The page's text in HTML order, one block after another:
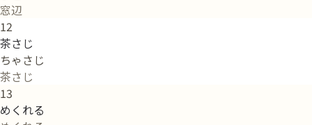
窓辺
12
茶さじ
ちゃさじ
茶さじ
13
めくれる